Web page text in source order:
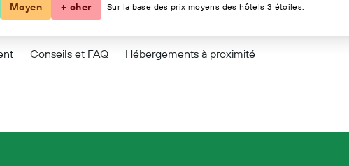
Conseils et FAQ Hébergements à proximité
Moyen + cher Sur la base des prix moyens des hôtels 3 étoiles.